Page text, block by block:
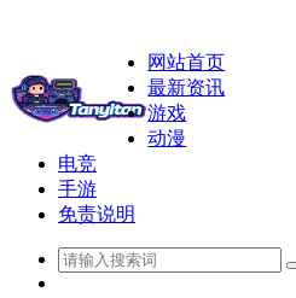
网站首页
最新资讯
游戏
动漫
电竞
手游
免责说明